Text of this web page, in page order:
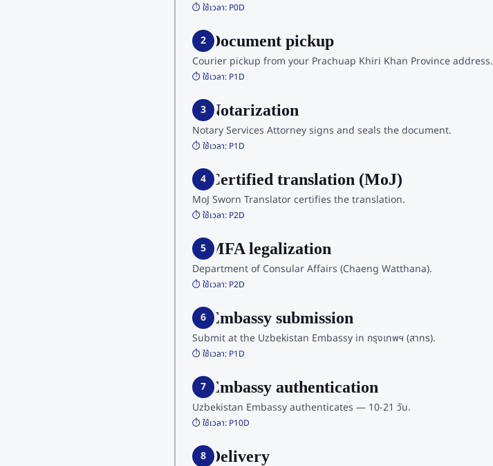
⏱️ ใช้เวลา: P0D
2
2. Document pickup
Courier pickup from your Prachuap Khiri Khan Province address.
⏱️ ใช้เวลา: P1D
3
3. Notarization
Notary Services Attorney signs and seals the document.
⏱️ ใช้เวลา: P1D
4
4. Certified translation (MoJ)
MoJ Sworn Translator certifies the translation.
⏱️ ใช้เวลา: P2D
5
5. MFA legalization
Department of Consular Affairs (Chaeng Watthana).
⏱️ ใช้เวลา: P2D
6
6. Embassy submission
Submit at the Uzbekistan Embassy in กรุงเทพฯ (สาทร).
⏱️ ใช้เวลา: P1D
7
7. Embassy authentication
Uzbekistan Embassy authenticates — 10-21 วัน.
⏱️ ใช้เวลา: P10D
8
8. Delivery